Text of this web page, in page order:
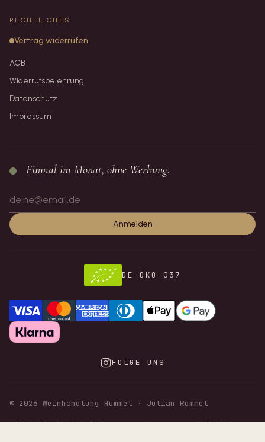
RECHTLICHES
Vertrag widerrufen
AGB
Widerrufsbelehrung
Datenschutz
Impressum
Einmal im Monat, ohne Werbung.
Anmelden
DE-ÖKO-037
FOLGE UNS
© 2026 Weinhandlung Hummel · Julian Rommel
Alkoholische Getränke nur an Personen ab 18 Jahren.